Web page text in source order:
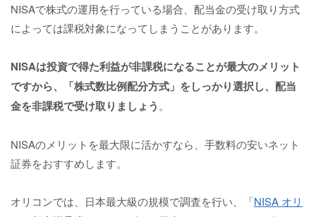
NISAで株式の運用を行っている場合、配当金の受け取り方式
によっては課税対象になってしまうことがあります。
NISAは投資で得た利益が非課税になることが最大のメリット
ですから、「株式数比例配分方式」をしっかり選択し、配当
金を非課税で受け取りましょう 。
NISAのメリットを最大限に活かすなら、手数料の安いネット
証券をおすすめします。
オリコンでは、日本最大級の規模で調査を行い、「NISA オリ